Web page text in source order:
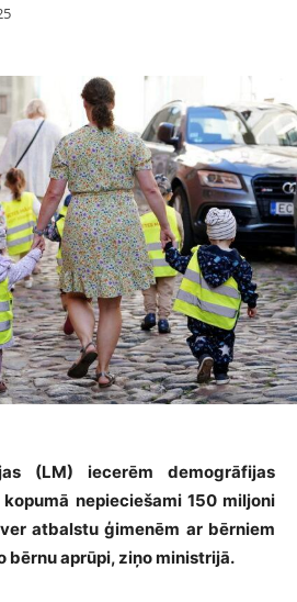
(LM) iecerēm demogrāfijas
nepieciešami 150 miljoni
atbalstu ģimenēm ar bērniem
bērnu aprūpi, ziņo ministrijā.